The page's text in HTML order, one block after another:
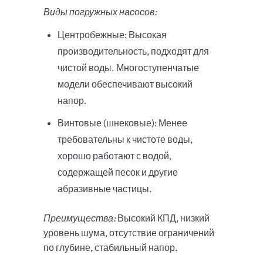
Виды погружных насосов:
Центробежные: Высокая
производительность, подходят для
чистой воды. Многоступенчатые
модели обеспечивают высокий
напор.
Винтовые (шнековые): Менее
требовательны к чистоте воды,
хорошо работают с водой,
содержащей песок и другие
абразивные частицы.
Преимущества:Высокий КПД, низкий
уровень шума, отсутствие ограничений
по глубине, стабильный напор.